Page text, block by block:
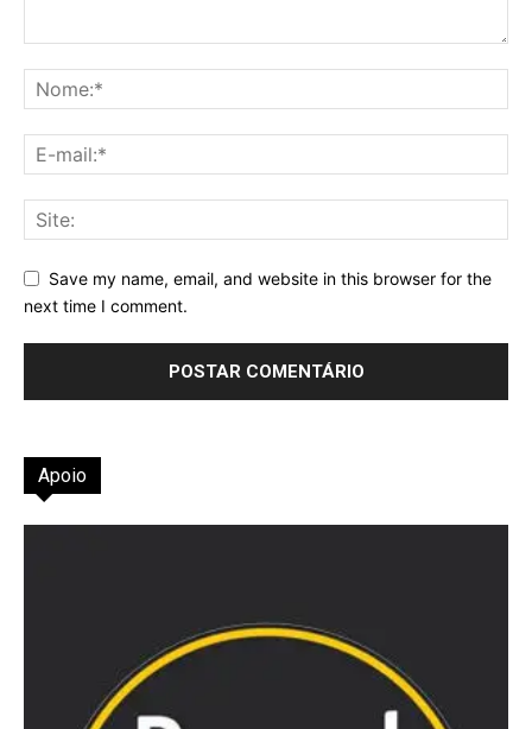
Save my name, email, and website in this browser for the
next time I comment.
Apoio